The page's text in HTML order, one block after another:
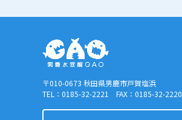
〒010-0673 秋田県男鹿市戸賀塩浜
TEL：0185-32-2221 FAX：0185-32-2220